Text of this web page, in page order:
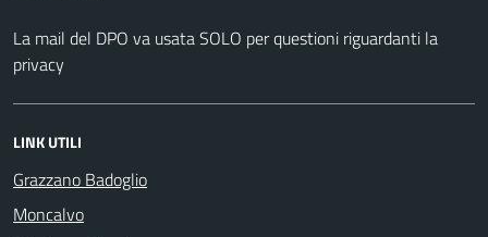
La mail del DPO va usata SOLO per questioni riguardanti la
privacy
LINK UTILI
Grazzano Badoglio
Moncalvo